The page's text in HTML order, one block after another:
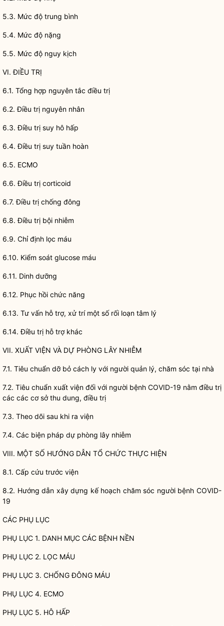
5.3. Mức độ trung bình
5.4. Mức độ nặng
5.5. Mức độ nguy kịch
VI. ĐIỀU TRỊ
6.1. Tổng hợp nguyên tắc điều trị
6.2. Điều trị nguyên nhân
6.3. Điều trị suy hô hấp
6.4. Điều trị suy tuần hoàn
6.5. ECMO
6.6. Điều trị corticoid
6.7. Điều trị chống đông
6.8. Điều trị bội nhiễm
6.9. Chỉ định lọc máu
6.10. Kiểm soát glucose máu
6.11. Dinh dưỡng
6.12. Phục hồi chức năng
6.13. Tư vấn hỗ trợ, xử trí một số rối loạn tâm lý
6.14. Điều trị hỗ trợ khác
VII. XUẤT VIỆN VÀ DỰ PHÒNG LÂY NHIỄM
7.1. Tiêu chuẩn dỡ bỏ cách ly với người quản lý, chăm sóc tại nhà
7.2. Tiêu chuẩn xuất viện đối với người bệnh COVID-19 nằm điều trị
các các cơ sở thu dung, điều trị
7.3. Theo dõi sau khi ra viện
7.4. Các biện pháp dự phòng lây nhiễm
VIII. MỘT SỐ HƯỚNG DẪN TỔ CHỨC THỰC HIỆN
8.1. Cấp cứu trước viện
8.2. Hướng dẫn xây dựng kế hoạch chăm sóc người bệnh COVID-
19
CÁC PHỤ LỤC
PHỤ LỤC 1. DANH MỤC CÁC BỆNH NỀN
PHỤ LỤC 2. LỌC MÁU
PHỤ LỤC 3. CHỐNG ĐÔNG MÁU
PHỤ LỤC 4. ECMO
PHỤ LỤC 5. HÔ HẤP